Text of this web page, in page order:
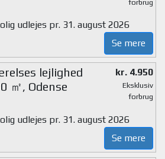
forbrug
udlejes pr. 31. august 2026
Se mere
lejlighed
㎡, Odense
kr. 4.950
Eksklusiv
forbrug
udlejes pr. 31. august 2026
Se mere